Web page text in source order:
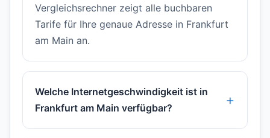
Vergleichsrechner zeigt alle buchbaren
Tarife für Ihre genaue Adresse in Frankfurt
am Main an.
Welche Internetgeschwindigkeit ist in
Frankfurt am Main verfügbar?